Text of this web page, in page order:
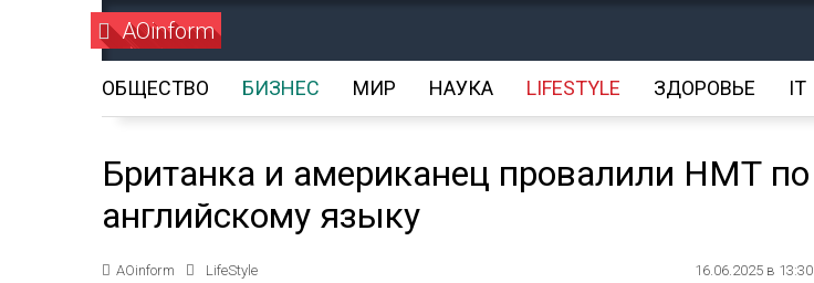
AOinform
ОБЩЕСТВО БИЗНЕС МИР НАУКА LIFESTYLE ЗДОРОВЬЕ IT
Британка и американец провалили НМТ по
английскому языку
AOinform LifeStyle 16.06.2025 в 13:30